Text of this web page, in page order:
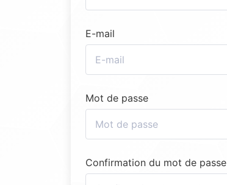
E-mail
Mot de passe
Confirmation du mot de passe